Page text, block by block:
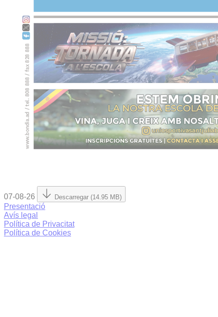
07-08-26 Descarregar (14.95 MB)
Presentació
Avís legal
Política de Privacitat
Política de Cookies